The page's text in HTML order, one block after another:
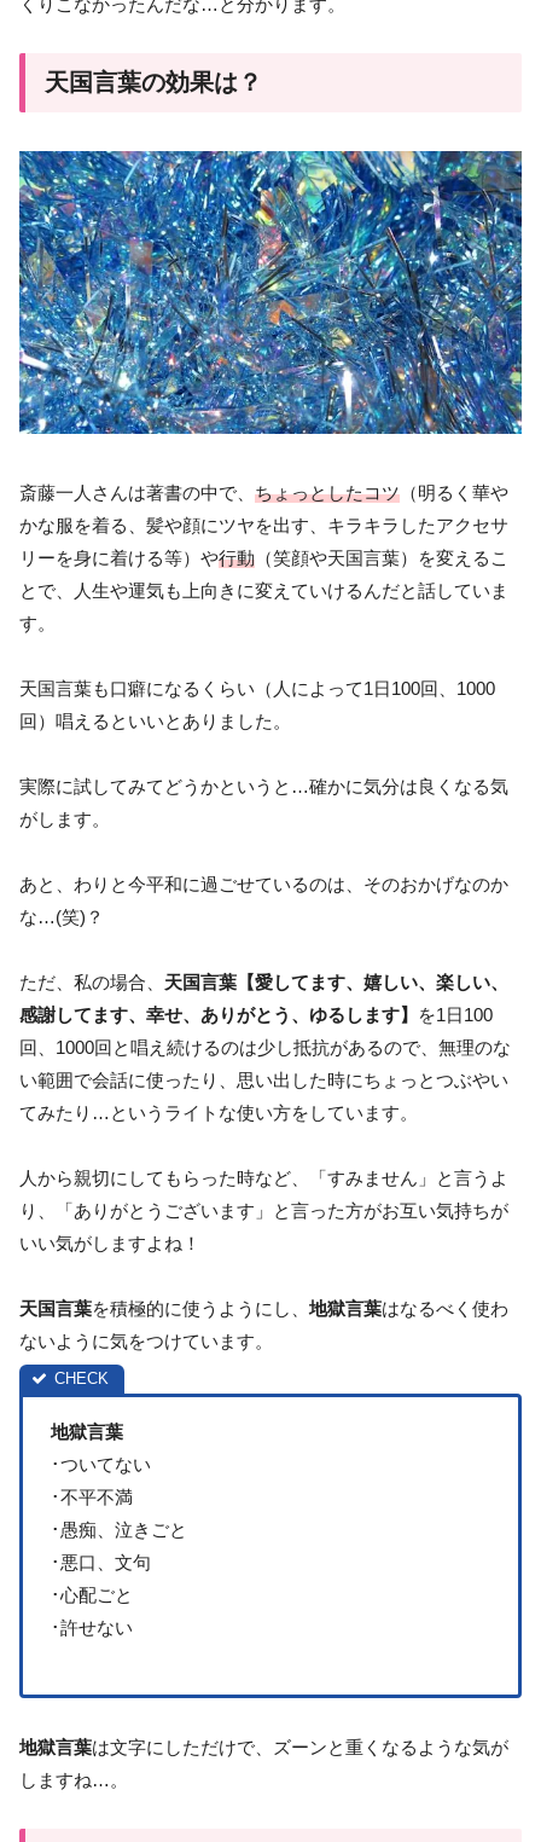
天国言葉の効果は？
斎藤一人さんは著書の中で、 ちょっとしたコツ （明るく華や
かな服を着る、髪や顔にツヤを出す、キラキラしたアクセサ
リーを身に着ける等）や行動 （笑顔や天国言葉）を変えるこ
とで、人生や運気も上向きに変えていけるんだと話していま
す。
天国言葉も口癖になるくらい（人によって1日100回、1000
回）唱えるといいとありました。
実際に試してみてどうかというと…確かに気分は良くなる気
がします。
あと、わりと今平和に過ごせているのは、そのおかげなのか
な…(笑)？
ただ、私の場合、 天国言葉【愛してます、嬉しい、楽しい、
感謝してます、幸せ、ありがとう、ゆるします】
を1日100
回、1000回と唱え続けるのは少し抵抗があるので、無理のな
い範囲で会話に使ったり、思い出した時にちょっとつぶやい
てみたり…というライトな使い方をしています。
人から親切にしてもらった時など、「すみません」と言うよ
り、「ありがとうございます」と言った方がお互い気持ちが
いい気がしますよね！
天国言葉を積極的に使うようにし、地獄言葉はなるべく使わ
ないように気をつけています。
地獄言葉
･ついてない
･不平不満
･愚痴、泣きごと
･悪口、文句
･心配ごと
･許せない
地獄言葉は文字にしただけで、ズーンと重くなるような気が
しますね…。